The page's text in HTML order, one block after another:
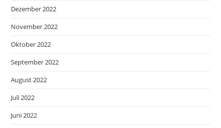
Dezember 2022
November 2022
Oktober 2022
September 2022
August 2022
Juli 2022
Juni 2022